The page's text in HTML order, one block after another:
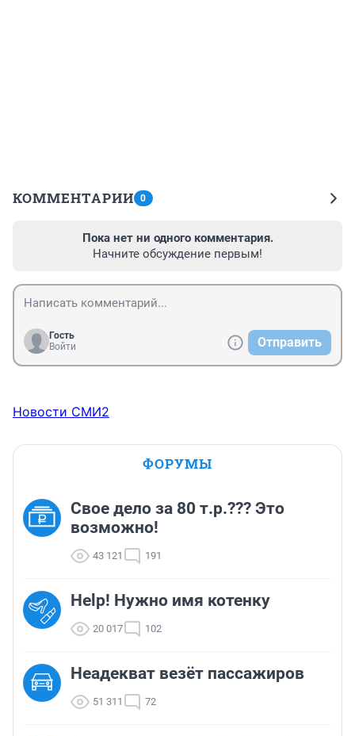
КОММЕНТАРИИ 0
Пока нет ни одного комментария.
Начните обсуждение первым!
Гость
Войти
Отправить
Новости СМИ2
ФОРУМЫ
Свое дело за 80 т.р.??? Это
возможно!
43 121 191
Help! Нужно имя котенку
20 017 102
Неадекват везёт пассажиров
51 311 72